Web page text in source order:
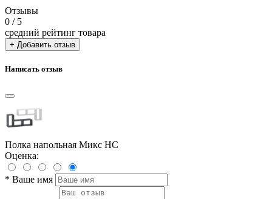
Отзывы
0 / 5
средний рейтинг товара
+ Добавить отзыв
Написать отзыв
Полка напольная Микс НС
Оценка:
* Ваше имя